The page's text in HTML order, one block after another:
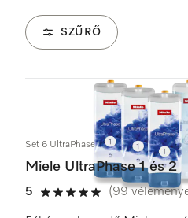
SZŰRŐ
32
Set 6 UltraPhase
Miele UltraPhase 1 és 2
5
5 / 5
(99